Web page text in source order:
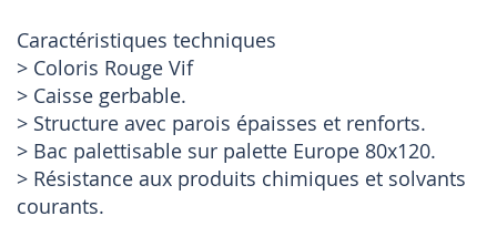
Caractéristiques techniques
> Coloris Rouge Vif
> Caisse gerbable.
> Structure avec parois épaisses et renforts.
> Bac palettisable sur palette Europe 80x120.
> Résistance aux produits chimiques et solvants
courants.